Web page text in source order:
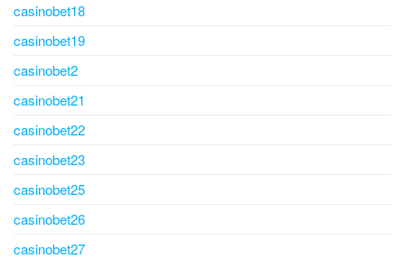
casinobet18
casinobet19
casinobet2
casinobet21
casinobet22
casinobet23
casinobet25
casinobet26
casinobet27